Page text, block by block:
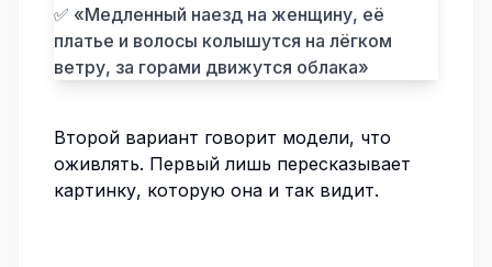
✅ «Медленный наезд на женщину, её
платье и волосы колышутся на лёгком
ветру, за горами движутся облака»
Второй вариант говорит модели, что
оживлять. Первый лишь пересказывает
картинку, которую она и так видит.